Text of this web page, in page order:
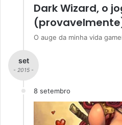
Dark Wizard, o
O auge da minha vida
set
- 2015 -
8 setembro